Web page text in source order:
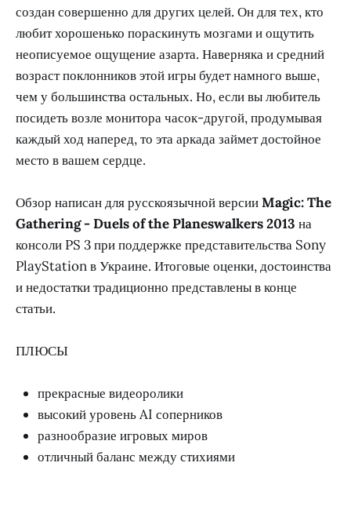
создан совершенно для других целей. Он для тех, кто
любит хорошенько пораскинуть мозгами и ощутить
неописуемое ощущение азарта. Наверняка и средний
возраст поклонников этой игры будет намного выше,
чем у большинства остальных. Но, если вы любитель
посидеть возле монитора часок-другой, продумывая
каждый ход наперед, то эта аркада займет достойное
место в вашем сердце.
Обзор написан для русскоязычной версииMagic: The
Gathering - Duels of the Planeswalkers 2013 на
консоли PS 3 при поддержке представительства Sony
PlayStation в Украине. Итоговые оценки, достоинства
и недостатки традиционно представлены в конце
статьи.
ПЛЮСЫ
прекрасные видеоролики
высокий уровень AI соперников
разнообразие игровых миров
отличный баланс между стихиями